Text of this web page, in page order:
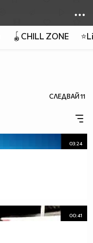
🪀CHILL ZONE
СЛЕДВАЙ11
03:24
00:41